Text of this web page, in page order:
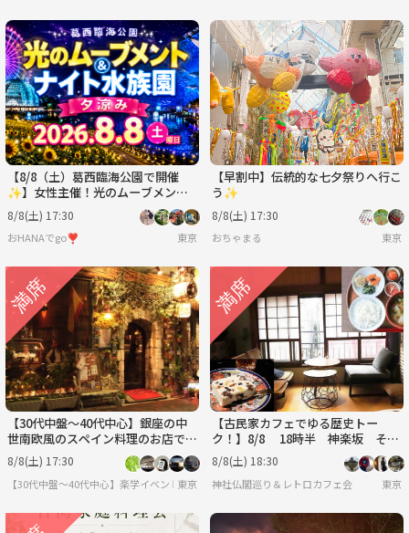
【8/8（土）葛西臨海公園で開催
✨】女性主催！光のムーブメント
＆ナイト水族園体験でリフレッシュ
夕涼みイベント🌊限定開催
8/8(土) 17:30
おHANAでgo❣️ 東京
【早割中】伝統的な七夕祭りへ行こ
う✨
8/8(土) 17:30
おちゃまる 東京
【30代中盤〜40代中心】銀座の中
世南欧風のスペイン料理のお店で食
事会
8/8(土) 17:30
【30代中盤〜40代中心】楽学イベント・勉強会コミュニティ
東京
【古民家カフェでゆる歴史トー
ク！】8/8 18時半 神楽坂 そよ
や江戸端【参加費還元！】
8/8(土) 18:30
神社仏閣巡り＆レトロカフェ会 東京